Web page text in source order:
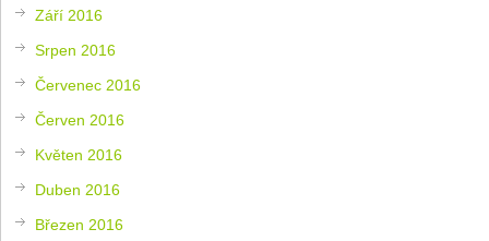
Září 2016
Srpen 2016
Červenec 2016
Červen 2016
Květen 2016
Duben 2016
Březen 2016